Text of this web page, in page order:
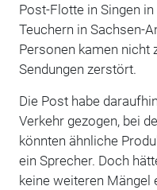
Post-Flotte in Singen
Teuchern in Sachsen-
Personen kamen nicht
Sendungen zerstört.
Die Post habe
Verkehr gezogen, bei
könnten ähnliche
ein Sprecher. Doch
keine weiteren Mängel